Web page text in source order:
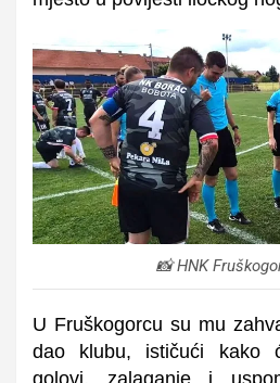
📸 HNK
U Fruškogorcu su mu
dao klubu, ističući kako